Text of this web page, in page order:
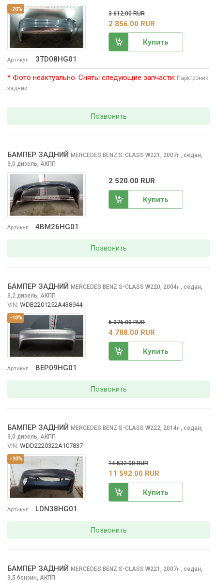
-20%
Артикул 3TD08HG01
3 612.00 RUR
2 856.00 RUR
Купить
* Фото неактуально. Сняты следующие запчасти: Парктроник
задний
Позвонить
Артикул 4BM26HG01
БАМПЕР ЗАДНИЙ MERCEDES BENZ S-CLASS W221, 2007г., седан,
3,0 дизель, АКПП
2 520.00 RUR
Купить
Позвонить
-10%
Артикул BEP09HG01
БАМПЕР ЗАДНИЙ MERCEDES BENZ S-CLASS W220, 2004г., седан,
3,2 дизель, АКПП
VIN: WDB2201252A438944
5 376.00 RUR
4 788.00 RUR
Купить
Позвонить
-20%
Артикул LDN38HG01
БАМПЕР ЗАДНИЙ MERCEDES BENZ S-CLASS W222, 2014г., седан,
3,0 дизель, АКПП
VIN: WDD2220322A107837
14 532.00 RUR
11 592.00 RUR
Купить
Позвонить
БАМПЕР ЗАДНИЙ MERCEDES BENZ S-CLASS W221, 2007г., седан,
3,5 бензин, АКПП